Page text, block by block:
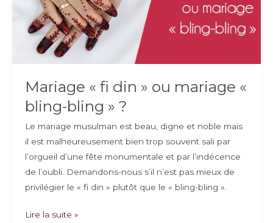
vacances
Mariage « fi din » ou mariage «
bling-bling » ?
Le mariage musulman est beau, digne et noble mais
il est malheureusement bien trop souvent sali par
l’orgueil d’une fête monumentale et par l’indécence
de l’oubli. Demandons-nous s’il n’est pas mieux de
privilégier le « fi din » plutôt que le « bling-bling ».
Mariage
Lire la suite »